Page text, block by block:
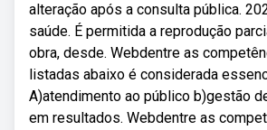
alteração após a consulta pública.
saúde. É permitida a reprodução
obra, desde. Webdentre as
listadas abaixo é considerada
A)atendimento ao público b)gestão
em resultados. Webdentre as